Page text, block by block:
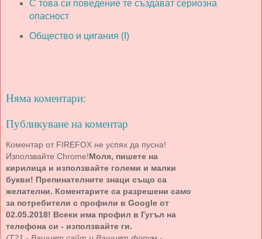
С това си поведение те създават сериозна
опасност
Общество и цигания (I)
Няма коментари:
Публикуване на коментар
Коментар от FIREFOX не успях да пусна!
Използвайте Chrome!Моля, пишете на
кирилица и използвайте големи и малки
букви! Препинателните знаци също са
желателни. Коментарите са разрешени само
за потребители с профили в Google от
02.05.2018! Всеки има профил в Гугъл на
телефона си - използвайте ги.